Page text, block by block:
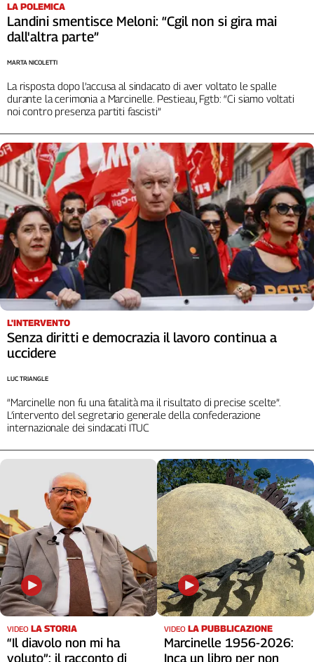
LA POLEMICA
Landini smentisce Meloni: “Cgil non si gira mai
dall'altra parte”
La risposta dopo l’accusa al sindacato di aver voltato le spalle
durante la cerimonia a Marcinelle. Pestieau, Fgtb: “Ci siamo voltati
noi contro presenza partiti fascisti”
MARTA NICOLETTI
L'INTERVENTO
Senza diritti e democrazia il lavoro continua a
uccidere
“Marcinelle non fu una fatalità ma il risultato di precise scelte”.
L’intervento del segretario generale della confederazione
internazionale dei sindacati ITUC
LUC TRIANGLE
VIDEO LA STORIA
“Il diavolo non mi ha
voluto”: il racconto di
VIDEO LA PUBBLICAZIONE
Marcinelle 1956-2026:
Inca un libro per non